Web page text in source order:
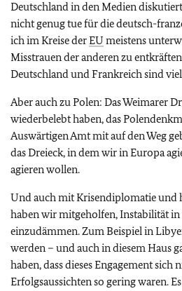
Deutschland in den Medien
nicht genug tue für die deutsch-
ich im Kreise derEU meistens
Misstrauen der anderen zu
Deutschland und Frankreich sind
Aber auch zu Polen: Das Weimarer
wiederbelebt haben, das
Auswärtigen Amt mit auf den Weg
das Dreieck, in dem wir in Europa
agieren wollen.
Und auch mit Krisendiplomatie und
haben wir mitgeholfen, Instabilität in
einzudämmen. Zum Beispiel in
werden – und auch in diesem Haus
haben, dass dieses Engagement sich
Erfolgsaussichten so gering waren.